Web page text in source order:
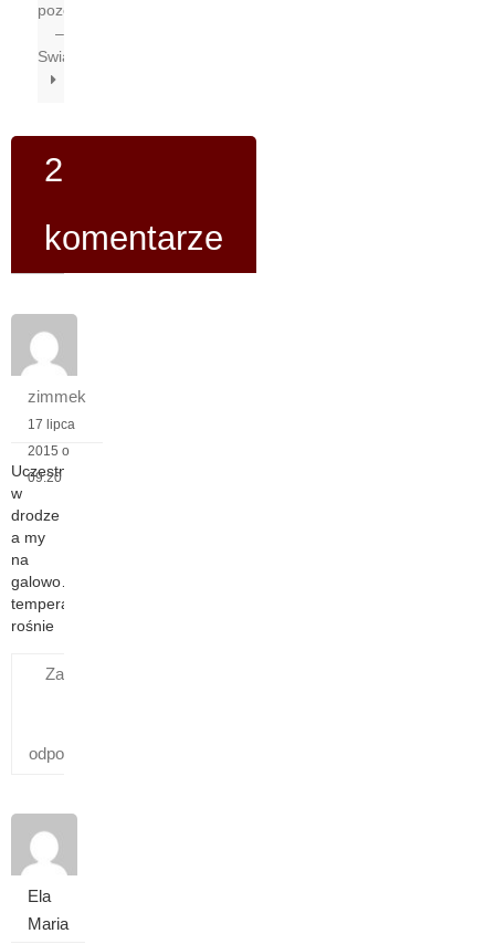
pozostałe
–
Swiatobrazu.pl
2
komentarze
zimmek
17 lipca
2015 o
09:20
Uczestnicy
w
drodze
a my
na
galowo…
temperatura
rośnie
Zaloguj się,
odpowiedzieć
Ela
Maria